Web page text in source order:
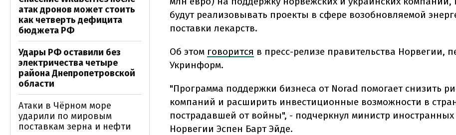
будут реализовывать проекты в сфере возобновляемой
поставки лекарств.
Об этом говорится в пресс-релизе правительства Норвегии,
Укринформ.
"Программа поддержки бизнеса от Norad помогает снизить
компаний и расширить инвестиционные возможности в
пострадавшей от войны", - подчеркнул министр иностранных
Норвегии Эспен Барт Эйде.
атак дронов может стоить
как четверть дефицита
бюджета РФ
Удары РФ оставили без
электричества четыре
района Днепропетровской
области
Атаки в Чёрном море
ударили по мировым
поставкам зерна и нефти